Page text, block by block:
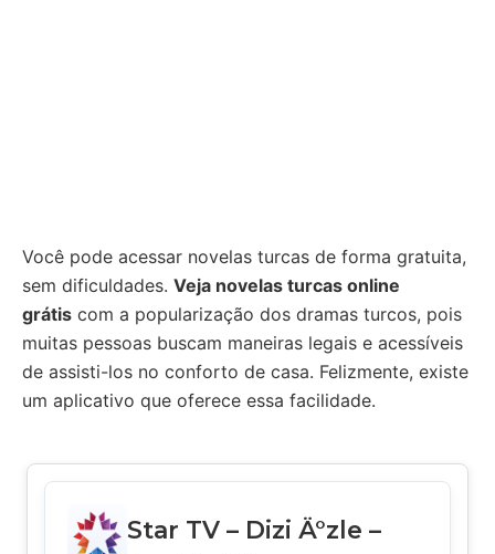
Você pode acessar novelas turcas de forma gratuita,
sem dificuldades. Veja novelas turcas online
grátis com a popularização dos dramas turcos, pois
muitas pessoas buscam maneiras legais e acessíveis
de assisti-los no conforto de casa. Felizmente, existe
um aplicativo que oferece essa facilidade.
Star TV – Dizi Ä°zle –